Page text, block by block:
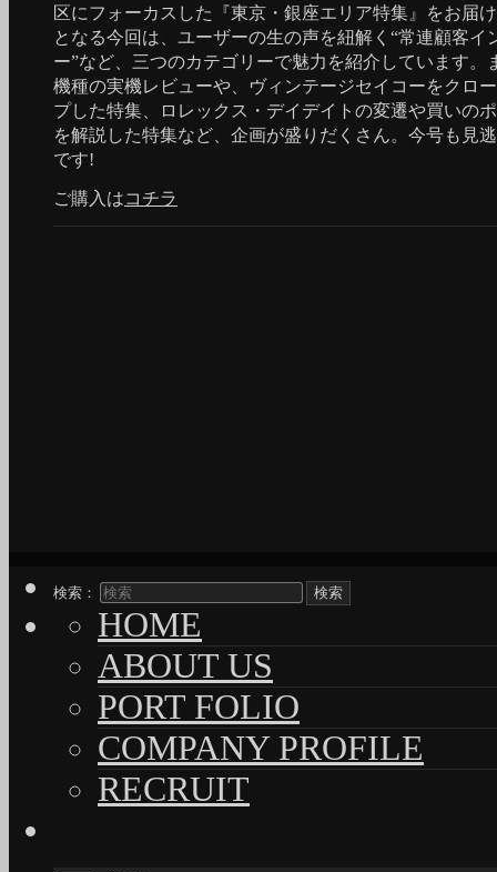
区にフォーカスした『東京・銀座エリア特集』をお届
となる今回は、ユーザーの生の声を紐解く“常連顧客イ
ー”など、三つのカテゴリーで魅力を紹介しています。
機種の実機レビューや、ヴィンテージセイコーをクロ
プした特集、ロレックス・デイデイトの変遷や買いの
を解説した特集など、企画が盛りだくさん。今号も見
です!
ご購入はコチラ
検索：
HOME
ABOUT US
PORT FOLIO
COMPANY PROFILE
RECRUIT